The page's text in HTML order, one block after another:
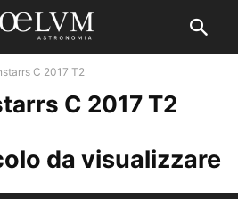
C 2017 T2
C 2017 T2
da visualizzare